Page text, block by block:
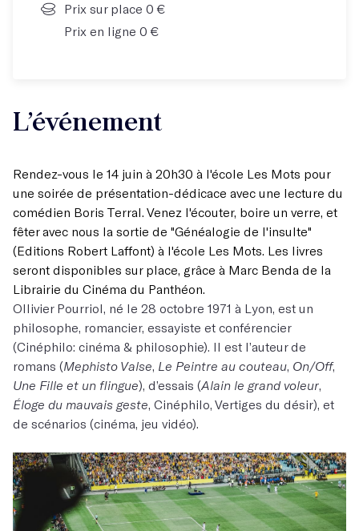
Prix sur place 0 €
Prix en ligne 0 €
L’événement
Rendez-vous le 14 juin à 20h30 à l'école Les Mots pour
une soirée de présentation-dédicace avec une lecture du
comédien Boris Terral. Venez l'écouter, boire un verre, et
fêter avec nous la sortie de "Généalogie de l'insulte"
(Editions Robert Laffont) à l'école Les Mots. Les livres
seront disponibles sur place, grâce à Marc Benda de la
Librairie du Cinéma du Panthéon.
Ollivier Pourriol, né le 28 octobre 1971 à Lyon, est un
philosophe, romancier, essayiste et conférencier
(Cinéphilo: cinéma & philosophie). Il est l’auteur de
romans (Mephisto Valse, Le Peintre au couteau, On/Off,
Une Fille et un flingue), d’essais (Alain le grand voleur,
Éloge du mauvais geste, Cinéphilo, Vertiges du désir), et
de scénarios (cinéma, jeu vidéo).